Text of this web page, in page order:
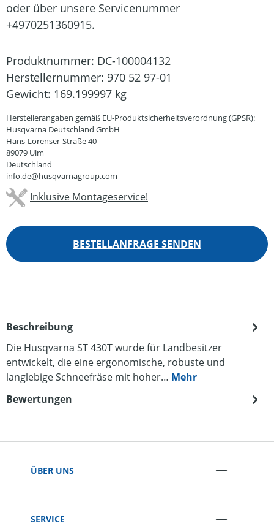
oder über unsere Servicenummer
+4970251360915.
Produktnummer: DC-100004132
Herstellernummer: 970 52 97-01
Gewicht: 169.199997 kg
Herstellerangaben gemäß EU-Produktsicherheitsverordnung (GPSR):
Husqvarna Deutschland GmbH
Hans-Lorenser-Straße 40
89079 Ulm
Deutschland
info.de@husqvarnagroup.com
Inklusive Montageservice!
BESTELLANFRAGE SENDEN
Beschreibung
Die Husqvarna ST 430T wurde für Landbesitzer
entwickelt, die eine ergonomische, robuste und
langlebige Schneefräse mit hoher… Mehr
Bewertungen
ÜBER UNS
SERVICE